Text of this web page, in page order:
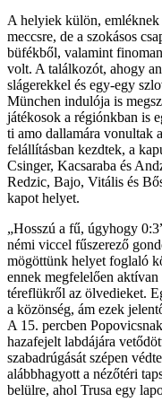
A helyiek külön, emléknek
meccsre, de a szokásos
büfékből, valamint
volt. A találkozót, ahogy
slágerekkel és egy-egy
München indulója is
játékosok a régiónkban is
ti amo dallamára vonultak
felállításban kezdtek, a
Csinger, Kacsaraba és
Redzic, Bajo, Vitális és
kapot helyet.
„Hosszú a fű, úgyhogy
némi viccel fűszerező
mögöttünk helyet foglaló
ennek megfelelően
téreflükről az ölvedieket.
a közönség, ám ezek
A 15. percben
hazafejelt labdájára
szabadrúgását szépen
alábbhagyott a nézőtéri
belülre, ahol Trusa egy